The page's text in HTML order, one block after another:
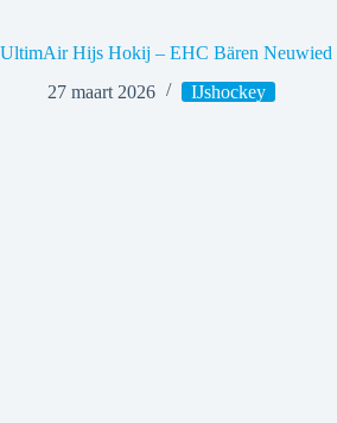
UltimAir Hijs Hokij – EHC Bären Neuwied
27 maart 2026
IJshockey